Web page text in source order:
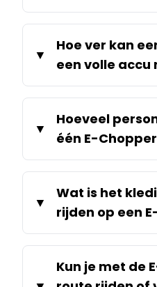
Hoe ver kan
een volle accu
Hoeveel
één E-
Wat is het
rijden op een
Kun je met de